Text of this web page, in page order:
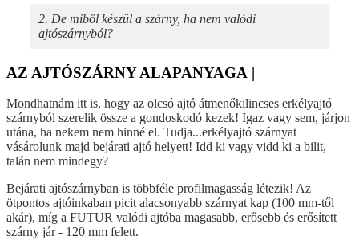
2. De miből készül a szárny, ha nem valódi
ajtószárnyból?
AZ AJTÓSZÁRNY ALAPANYAGA |
Mondhatnám itt is, hogy az olcsó ajtó átmenőkilincses erkélyajtó
szárnyból szerelik össze a gondoskodó kezek! Igaz vagy sem, járjon
utána, ha nekem nem hinné el. Tudja...erkélyajtó szárnyat
vásárolunk majd bejárati ajtó helyett! Idd ki vagy vidd ki a bilit,
talán nem mindegy?
Bejárati ajtószárnyban is többféle profilmagasság létezik! Az
ötpontos ajtóinkaban picit alacsonyabb szárnyat kap (100 mm-től
akár), míg a FUTUR valódi ajtóba magasabb, erősebb és erősített
szárny jár - 120 mm felett.